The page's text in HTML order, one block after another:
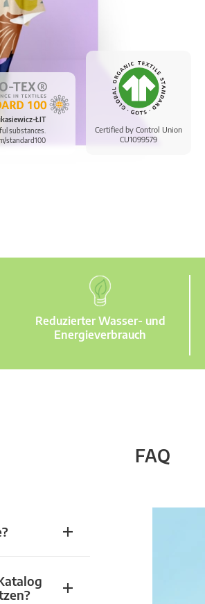
Certified by Control Union
CU1099579
ŁIT
substances.
standard100
Reduzierter Wasser- und
Energieverbrauch
FAQ